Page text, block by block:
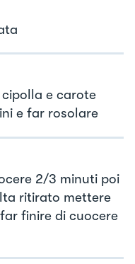
cipolla e carote
e far rosolare
2/3 minuti poi
ritirato mettere
finire di cuocere